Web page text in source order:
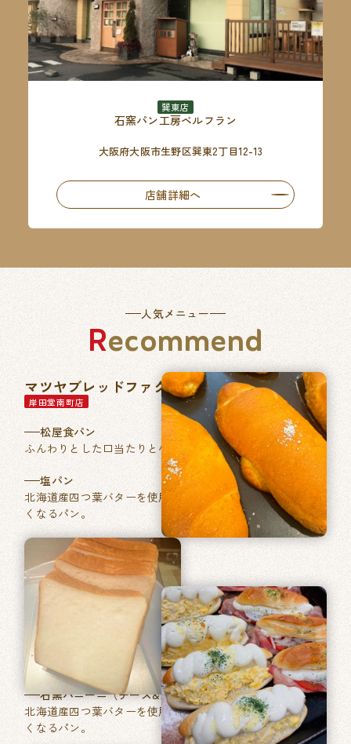
巽東店
石窯パン工房ベルフラン
大阪府大阪市生野区巽東2丁目12-13
店舗詳細へ
人気メニュー
Recommend
マツヤブレッドファクトリー
岸田堂南町店
松屋食パン
ふんわりとした口当たりと小麦本来の香りが特徴。
塩パン
北海道産四つ葉バターを使用した、あきのこない毎日食べた
くなるパン。
石窯パン工房ベルフラン
特製ふくやの明太フランス
フランスパンに「ふくや」ブランドの明太バターを塗り焼き
あげました。
石窯パニーニ（チーズ&たまご／ベーコントマト）
北海道産四つ葉バターを使用した、あきのこない毎日食べた
くなるパン。